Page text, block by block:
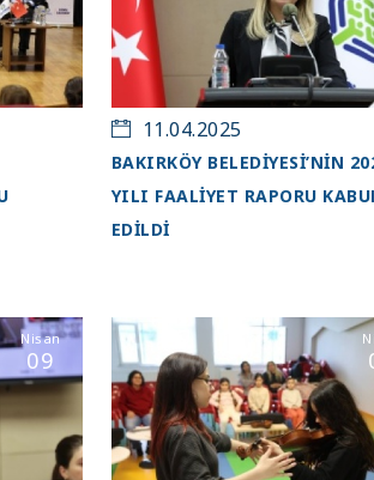
11.04.2025
BAKIRKÖY BELEDİYESİ’NİN
YILI FAALİYET RAPORU
EDİLDİ
Nisan
09